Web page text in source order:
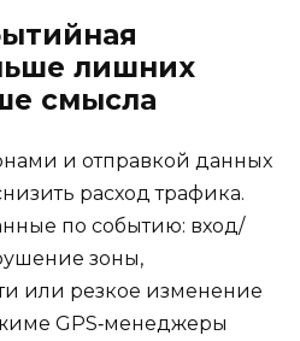
лишних
смысла
и отправкой данных
расход трафика.
по событию: вход/
зоны,
или резкое изменение
GPS‑менеджеры